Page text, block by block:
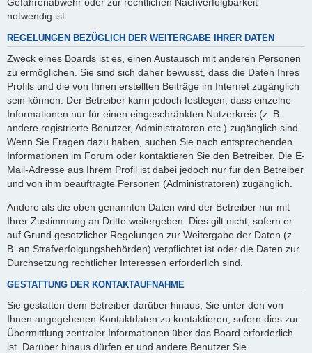
notwendig ist.
REGELUNGEN BEZÜGLICH DER WEITERGABE IHRER DATEN
Zweck eines Boards ist es, einen Austausch mit anderen Personen
zu ermöglichen. Sie sind sich daher bewusst, dass die Daten Ihres
Profils und die von Ihnen erstellten Beiträge im Internet zugänglich
sein können. Der Betreiber kann jedoch festlegen, dass einzelne
Informationen nur für einen eingeschränkten Nutzerkreis (z. B.
andere registrierte Benutzer, Administratoren etc.) zugänglich sind.
Wenn Sie Fragen dazu haben, suchen Sie nach entsprechenden
Informationen im Forum oder kontaktieren Sie den Betreiber. Die E-
Mail-Adresse aus Ihrem Profil ist dabei jedoch nur für den Betreiber
und von ihm beauftragte Personen (Administratoren) zugänglich.
Andere als die oben genannten Daten wird der Betreiber nur mit
Ihrer Zustimmung an Dritte weitergeben. Dies gilt nicht, sofern er
auf Grund gesetzlicher Regelungen zur Weitergabe der Daten (z.
B. an Strafverfolgungsbehörden) verpflichtet ist oder die Daten zur
Durchsetzung rechtlicher Interessen erforderlich sind.
GESTATTUNG DER KONTAKTAUFNAHME
Sie gestatten dem Betreiber darüber hinaus, Sie unter den von
Ihnen angegebenen Kontaktdaten zu kontaktieren, sofern dies zur
Übermittlung zentraler Informationen über das Board erforderlich
ist. Darüber hinaus dürfen er und andere Benutzer Sie